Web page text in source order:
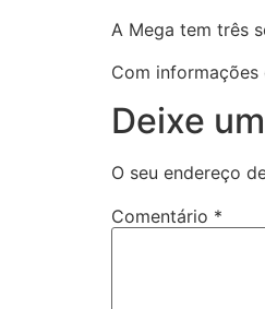
A Mega tem três
Com informações
Deixe
O seu endereço
Comentário *